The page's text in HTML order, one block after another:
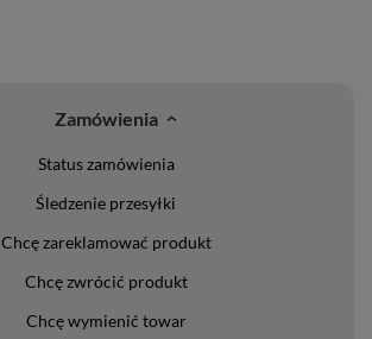
Zamówienia
Status zamówienia
Śledzenie przesyłki
Chcę zareklamować produkt
Chcę zwrócić produkt
Chcę wymienić towar